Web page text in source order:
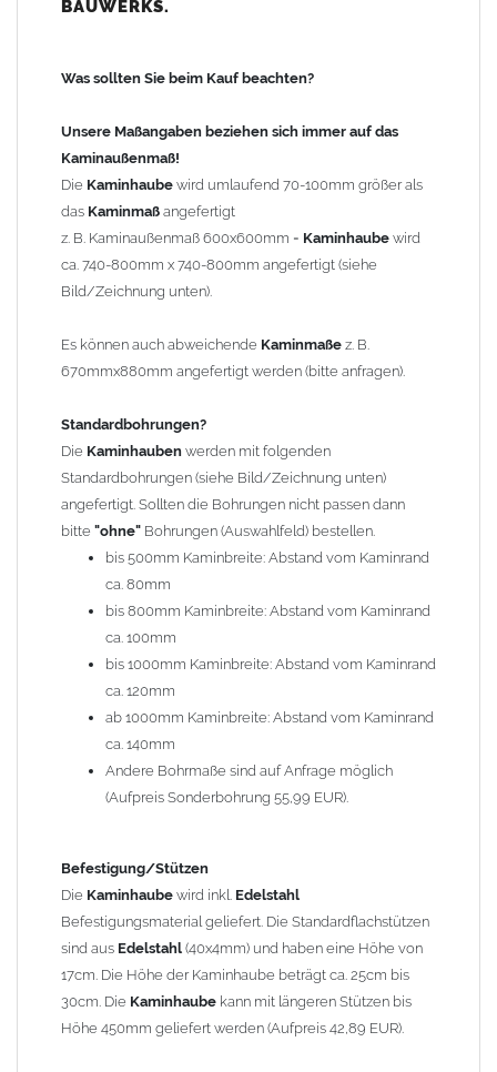
100mm
120mm
140mm
Andere Bohrmaße sind auf Anfrage möglich (Aufpreis
Sonderbohrung 55,99 EUR).
Befestigung/Stützen
Kaminhaubewird inkl. EdelstahlBefestigungsmaterial
geliefert. Die Standardflachstützen sind aus
beträgt ca. 25cm bis 30cm. DieKaminhaubekann mit längeren
Stützen bis Höhe 450mm geliefert werden (Aufpreis 42,89 EUR).
Kaminkopfabdeckung
Kaminhaubewirdohne Kaminkopfabdeckung
Kaminkopfabdeckungenfinden Sie unter "Kaminabdeckung
Es stehen insgesamt 20 verschiedene Typen zur Auswahl. Bitte
Auswahlfeldangeben.
Standardhauben siehe Auswahlfeld: 01 Haus,03 Welle
(unser Topseller)
Laube, 13 Schwalbe, 14 Sattel Welle, 15 Welle 90° gedreht,
17 Dach, 18 Plafond 2, 19 S-Line, 20 Pult
Typ 07 (Welle hoch) und 08 (Doppel Welle) haben einen
Aufpreis von 20% (bitte anfragen - Bestellung nicht über
Shop möglich).
Die Typen 02 (Bogen), 06 (Krempe), 09 (Pagode), 10
1,5mm hergestellt (Preis auf Anfrage = ca. 2-3-fache vom
1,5mm Standardpreis)
allgemeine Informationen:
Ab einer Kaminlängevon 1200mm werden 6
Kaminstützengeliefert.
Bei der Kombination mitWetterfahneundKaminbreite
BAUWERKS.
Was sollten Sie beim Kauf beachten?
Unsere Maßangaben beziehen sich immer auf das
Kaminaußenmaß!
Die Kaminhaube wird umlaufend 70-100mm größer als
das Kaminmaß angefertigt
z. B. Kaminaußenmaß 600x600mm = Kaminhaube wird
ca. 740-800mm x 740-800mm angefertigt (siehe
Bild/Zeichnung unten).
Es können auch abweichende Kaminmaße z. B.
670mmx880mm angefertigt werden (bitte anfragen).
Standardbohrungen?
Die Kaminhauben werden mit folgenden
Standardbohrungen (siehe Bild/Zeichnung unten)
angefertigt. Sollten die Bohrungen nicht passen dann
bitte "ohne" Bohrungen (Auswahlfeld) bestellen.
bis 500mm Kaminbreite: Abstand vom Kaminrand
ca. 80mm
bis 800mm Kaminbreite: Abstand vom Kaminrand
ca. 100mm
bis 1000mm Kaminbreite: Abstand vom Kaminrand
ca. 120mm
ab 1000mm Kaminbreite: Abstand vom Kaminrand
ca. 140mm
Andere Bohrmaße sind auf Anfrage möglich
(Aufpreis Sonderbohrung 55,99 EUR).
Befestigung/Stützen
Die Kaminhaube wird inkl. Edelstahl
Befestigungsmaterial geliefert. Die Standardflachstützen
sind aus Edelstahl (40x4mm) und haben eine Höhe von
17cm. Die Höhe der Kaminhaube beträgt ca. 25cm bis
30cm. Die Kaminhaube kann mit längeren Stützen bis
Höhe 450mm geliefert werden (Aufpreis 42,89 EUR).